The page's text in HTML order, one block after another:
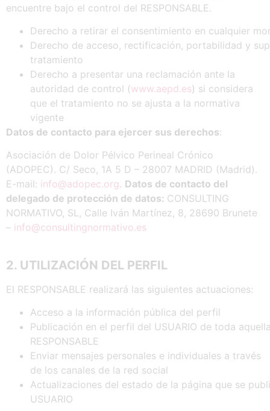
encuentre bajo el control del RESPONSABLE.
Derecho a retirar el consentimiento en cualquier
Derecho de acceso, rectificación, portabilidad y
tratamiento
Derecho a presentar una reclamación ante la
autoridad de control (www.aepd.es) si considera
que el tratamiento no se ajusta a la normativa
vigente
Datos de contacto para ejercer sus derechos:
Asociación de Dolor Pélvico Perineal Crónico
(ADOPEC). C/ Seco, 1A 5 D – 28007 MADRID (Madrid).
E-mail: info@adopec.org. Datos de contacto del
delegado de protección de datos: CONSULTING
NORMATIVO, SL, Calle Iván Martínez, 8, 28690 Brunete
– info@consultingnormativo.es
2. UTILIZACIÓN DEL PERFIL
El RESPONSABLE realizará las siguientes actuaciones:
Acceso a la información pública del perfil
Publicación en el perfil del USUARIO de toda
RESPONSABLE
Enviar mensajes personales e individuales a través
de los canales de la red social
Actualizaciones del estado de la página que se
USUARIO